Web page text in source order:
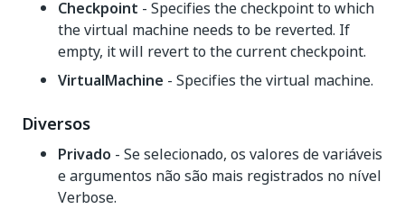
Checkpoint - Specifies the checkpoint to which
the virtual machine needs to be reverted. If
empty, it will revert to the current checkpoint.
VirtualMachine - Specifies the virtual machine.
Diversos
Privado - Se selecionado, os valores de variáveis
e argumentos não são mais registrados no nível
Verbose.